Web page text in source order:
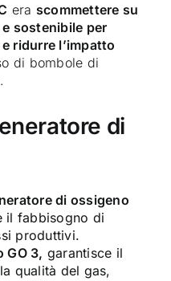
era scommettere su
sostenibile per
ridurre l’impatto
di bombole di
di
di ossigeno
il fabbisogno di
produttivi.
GO 3, garantisce il
qualità del gas,